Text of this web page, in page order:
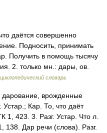
даётся совершенно
Подносить, принимать
Получить в помощь тысячу
2. только мн.: дары, ов.
словарь
врожденные
Кар. То, что даёт
1, 423. 3. Разг. Устар. Что л.
Дар речи (слова). Разг.